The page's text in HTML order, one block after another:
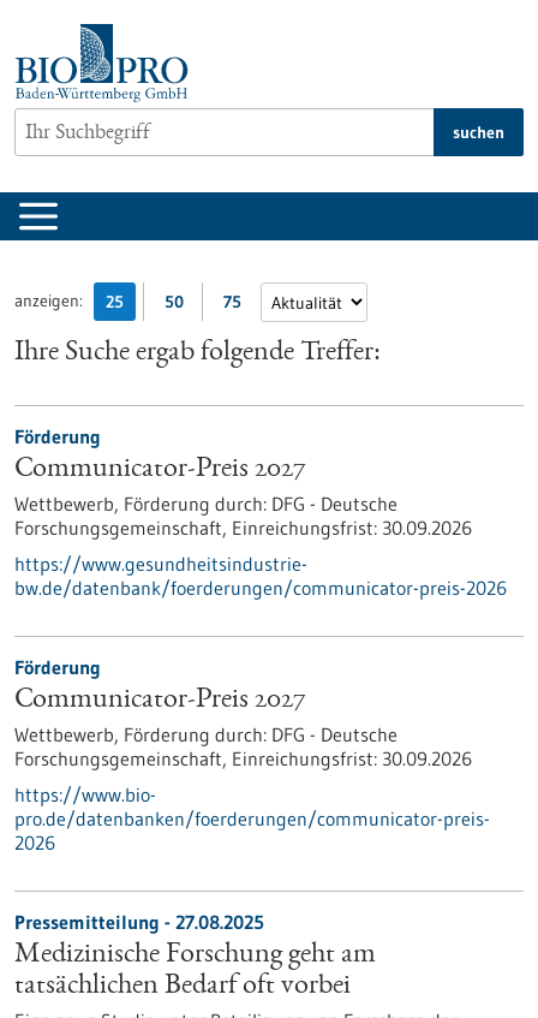
springen
suchen
anzeigen: 25 50 75
Ihre Suche ergab folgende Treffer:
Förderung
Communicator-Preis 2027
Wettbewerb, Förderung durch: DFG - Deutsche
Forschungsgemeinschaft, Einreichungsfrist: 30.09.2026
https://www.gesundheitsindustrie-
bw.de/datenbank/foerderungen/communicator-preis-2026
Förderung
Communicator-Preis 2027
Wettbewerb, Förderung durch: DFG - Deutsche
Forschungsgemeinschaft, Einreichungsfrist: 30.09.2026
https://www.bio-
pro.de/datenbanken/foerderungen/communicator-preis-
2026
Pressemitteilung - 27.08.2025
Medizinische Forschung geht am
tatsächlichen Bedarf oft vorbei